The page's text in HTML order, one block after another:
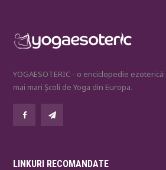
YOGAESOTERIC - o enciclopedie
mai mari Școli de Yoga din Europa.
LINKURI RECOMANDATE